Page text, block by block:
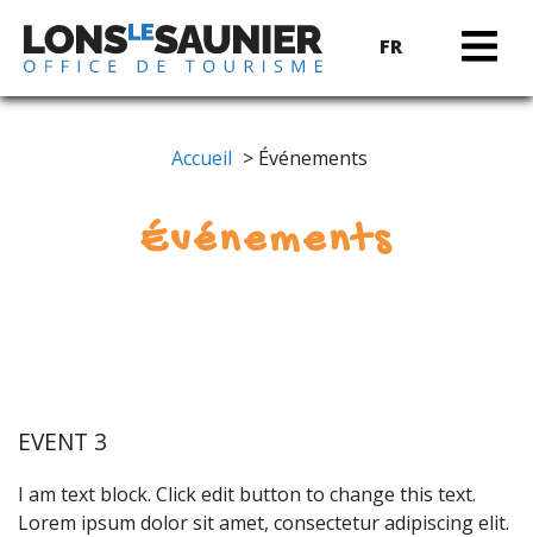
FR
Accueil > Événements
Événements
EVENT 3
I am text block. Click edit button to change this text.
Lorem ipsum dolor sit amet, consectetur adipiscing elit.